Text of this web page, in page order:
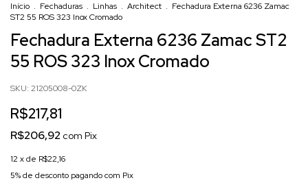
Início . Fechaduras . Linhas . Architect . Fechadura Externa 6236 Zamac
ST2 55 ROS 323 Inox Cromado
Fechadura Externa 6236 Zamac ST2
55 ROS 323 Inox Cromado
SKU: 21205008-0ZK
R$217,81
R$206,92 com Pix
12 x de R$22,16
5% de desconto pagando com Pix